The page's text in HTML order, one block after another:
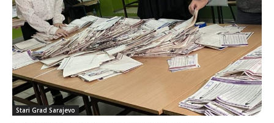
Stari Grad Sarajevo